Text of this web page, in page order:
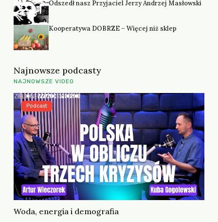
Odszedł nasz Przyjaciel Jerzy Andrzej Masłowski
Kooperatywa DOBRZE – Więcej niż sklep
Najnowsze podcasty
NAJNOWSZE VIDEO
Woda, energia i demografia
Podcast